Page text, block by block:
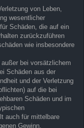
von Leben,
wesentlicher
Schäden, die auf ein
zurückzuführen
wie insbesondere
bei vorsätzlichem
Schäden aus der
und der Verletzung
auf die bei
Schäden und im
auch für mittelbare
Gewinn.